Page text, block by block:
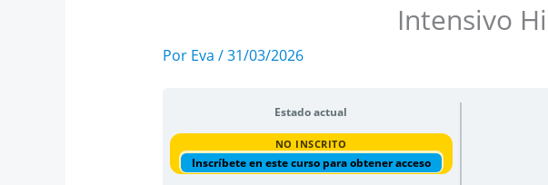
Intensivo
Por Eva /31/03/2026
Estado actual
NO INSCRITO
Inscríbete en este curso para obtener acceso